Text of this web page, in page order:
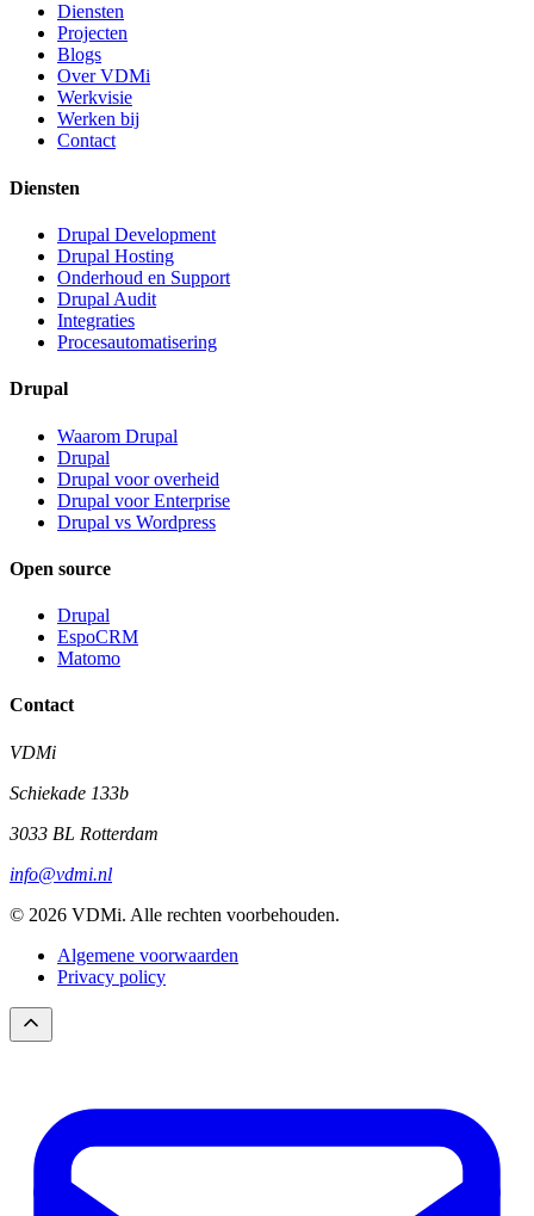
Diensten
Projecten
Blogs
Over VDMi
Werkvisie
Werken bij
Contact
Diensten
Drupal Development
Drupal Hosting
Onderhoud en Support
Drupal Audit
Integraties
Procesautomatisering
Drupal
Waarom Drupal
Drupal
Drupal voor overheid
Drupal voor Enterprise
Drupal vs Wordpress
Open source
Drupal
EspoCRM
Matomo
Contact
VDMi
Schiekade 133b
3033 BL Rotterdam
info@vdmi.nl
© 2026 VDMi. Alle rechten voorbehouden.
Algemene voorwaarden
Privacy policy